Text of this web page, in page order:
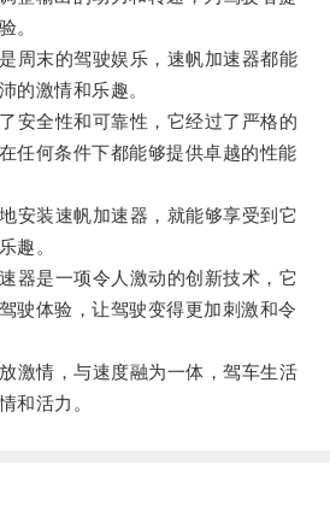
。
末的驾驶娱乐，速帆加速器都能
的激情和乐趣。
全性和可靠性，它经过了严格的
任何条件下都能够提供卓越的性能
装速帆加速器，就能够享受到它
趣。
是一项令人激动的创新技术，它
驶体验，让驾驶变得更加刺激和令
情，与速度融为一体，驾车生活
和活力。